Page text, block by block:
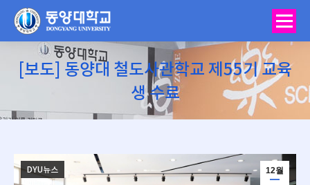
[보도] 동양대 철도사관학교 제55기 교육
생 수료
You are here:
12월
DYU뉴스